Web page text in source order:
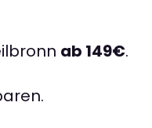
ab 149€.